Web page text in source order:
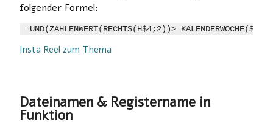
folgender Formel:
Insta Reel zum Thema
Dateinamen & Registername in
Funktion